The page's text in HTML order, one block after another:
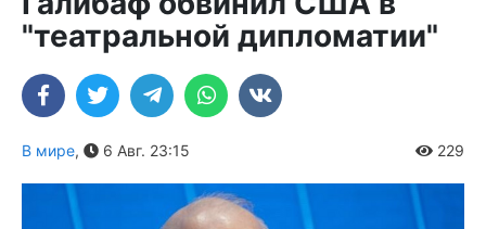
"театральной дипломатии"
В мире, 6 Авг. 23:15 229